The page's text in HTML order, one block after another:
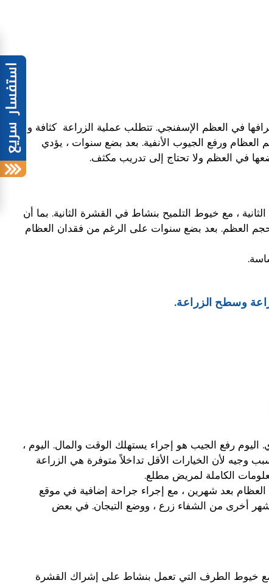
في العظم الإسفنجي. تتطلب عملية الزراعة كثافة و
ورفع الجيوب الأنفية. بعد بضع سنوات ، يؤدي
في العظم ولا تحتاج إلى تدريب مكثف.
، مع خيوط التلميح بنشاط في القشرة الثانية. بما أن
العظم. بعد بضع سنوات على الرغم من فقدان العظام
وسطح الزراعة.
اليوم رفع الجيب هو إجراء يستهلك الوقت والمال. اليوم ،
وجيه لأن الخيارات الأقل تداخلاً متوفرة هي الزراعة
الكاملة لمريض مطلع.
العظام بعد شهرين ، مع إجراء جراحة إضافية في موقع
أخرى من الشفاء زرع ، ووضع التيجان. في بعض
مع خيوط الطرف التي تعمل بنشاط على إشراك القشرة